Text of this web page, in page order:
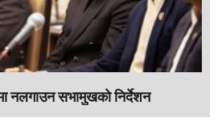
नलगाउन सभामुखकाे निर्देशन